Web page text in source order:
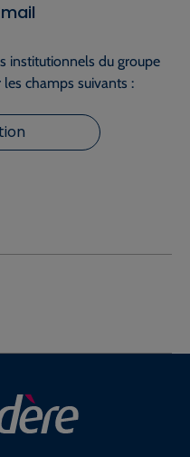
institutionnels du groupe
champs suivants :